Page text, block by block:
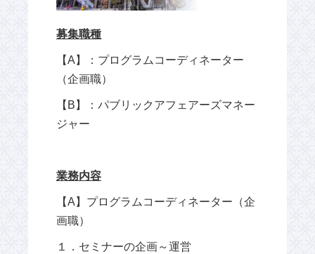
募集職種
【A】：プログラムコーディネーター
（企画職）
【B】：パブリックアフェアーズマネー
ジャー
業務内容
【A】プログラムコーディネーター（企
画職）
１．セミナーの企画～運営